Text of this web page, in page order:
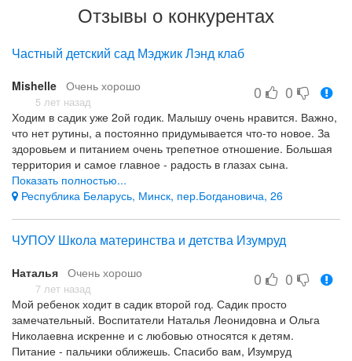
профессиональный подход к каждому ребёнку, множество
Отзывы о конкурентах
Частный детский сад Мэджик Лэнд клаб
Mishelle Очень хорошо
5 лет назад 0 0
Ходим в садик уже 2ой годик. Малышу очень нравится. Важно,
что нет рутины, а постоянно придумывается что-то новое. За
здоровьем и питанием очень трепетное отношение. Большая
территория и самое главное - радость в глазах сына.
Отношение к ребёнку, разнообразие активностей, соляная
комната, конечно же, воспитатели, лояльность
Показать полностью...
Республика Беларусь, Минск, пер.Богдановича, 26
ЧУПОУ Школа материнства и детства Изумруд
Наталья Очень хорошо
7 лет назад 0 0
Мой ребенок ходит в садик второй год. Садик просто
замечательный. Воспитатели Наталья Леонидовна и Ольга
Николаевна искренне и с любовью относятся к детям.
Питание - пальчики оближешь. Спасибо вам, Изумруд